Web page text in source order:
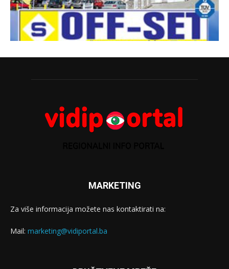
MARKETING
Za više informacija možete nas kontaktirati na:
Mail: marketing@vidiportal.ba